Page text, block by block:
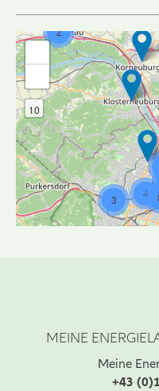
2
3
4
10
MEINE
Meine
+43